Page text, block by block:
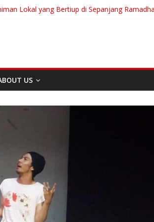
Lokal yang Bertiup di Sepanjang
Untuk Bandung
US
Untuk Dunia Tanpa
Zionisme dan
April 20, 2026